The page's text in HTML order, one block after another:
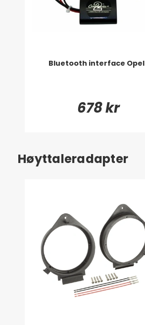
Bluetooth interface Opel
678 kr
Høyttaleradapter